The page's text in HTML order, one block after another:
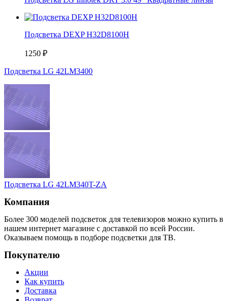
Подсветка DEXP H32D8100H
1250 ₽
Подсветка LG 42LM3400
Подсветка LG 42LM340T-ZA
Компания
Более 300 моделей подсветок для телевизоров можно купить в
нашем интернет магазине с доставкой по всей России.
Оказываем помощь в подборе подсветки для ТВ.
Покупателю
Акции
Как купить
Доставка